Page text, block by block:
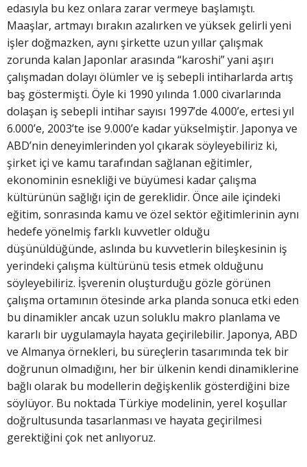
edasıyla bu kez onlara zarar vermeye başlamıştı.
Maaşlar, artmayı bırakın azalırken ve yüksek gelirli yeni
işler doğmazken, aynı şirkette uzun yıllar çalışmak
zorunda kalan Japonlar arasında “karoshi” yani aşırı
çalışmadan dolayı ölümler ve iş sebepli intiharlarda artış
baş göstermişti. Öyle ki 1990 yılında 1.000 civarlarında
dolaşan iş sebepli intihar sayısı 1997’de 4.000’e, ertesi yıl
6.000’e, 2003’te ise 9.000’e kadar yükselmiştir. Japonya ve
ABD’nin deneyimlerinden yol çıkarak söyleyebiliriz ki,
şirket içi ve kamu tarafından sağlanan eğitimler,
ekonominin esnekliği ve büyümesi kadar çalışma
kültürünün sağlığı için de gereklidir. Önce aile içindeki
eğitim, sonrasında kamu ve özel sektör eğitimlerinin aynı
hedefe yönelmiş farklı kuvvetler olduğu
düşünüldüğünde, aslında bu kuvvetlerin bileşkesinin iş
yerindeki çalışma kültürünü tesis etmek olduğunu
söyleyebiliriz. İşverenin oluşturduğu gözle görünen
çalışma ortamının ötesinde arka planda sonuca etki eden
bu dinamikler ancak uzun soluklu makro planlama ve
kararlı bir uygulamayla hayata geçirilebilir. Japonya, ABD
ve Almanya örnekleri, bu süreçlerin tasarımında tek bir
doğrunun olmadığını, her bir ülkenin kendi dinamiklerine
bağlı olarak bu modellerin değişkenlik gösterdiğini bize
söylüyor. Bu noktada Türkiye modelinin, yerel koşullar
doğrultusunda tasarlanması ve hayata geçirilmesi
gerektiğini çok net anlıyoruz.